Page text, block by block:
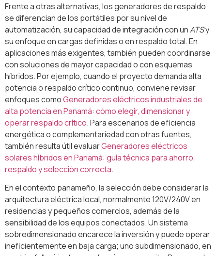
Frente a otras alternativas, los generadores de respaldo
se diferencian de los portátiles por su nivel de
automatización, su capacidad de integración con unATSy
su enfoque en cargas definidas o en respaldo total. En
aplicaciones más exigentes, también pueden coordinarse
con soluciones de mayor capacidad o con esquemas
híbridos. Por ejemplo, cuando el proyecto demanda alta
potencia o respaldo crítico continuo, conviene revisar
enfoques comoGeneradores eléctricos industriales de
alta potencia en Panamá: cómo elegir, dimensionar y
operar respaldo crítico. Para escenarios de eficiencia
energética o complementariedad con otras fuentes,
también resulta útil evaluarGeneradores eléctricos
solares híbridos en Panamá: guía técnica para ahorro,
respaldo y selección correcta.
En el contexto panameño, la selección debe considerar la
arquitectura eléctrica local, normalmente 120V/240V en
residencias y pequeños comercios, además de la
sensibilidad de los equipos conectados. Un sistema
sobredimensionado encarece la inversión y puede operar
ineficientemente en baja carga; uno subdimensionado, en